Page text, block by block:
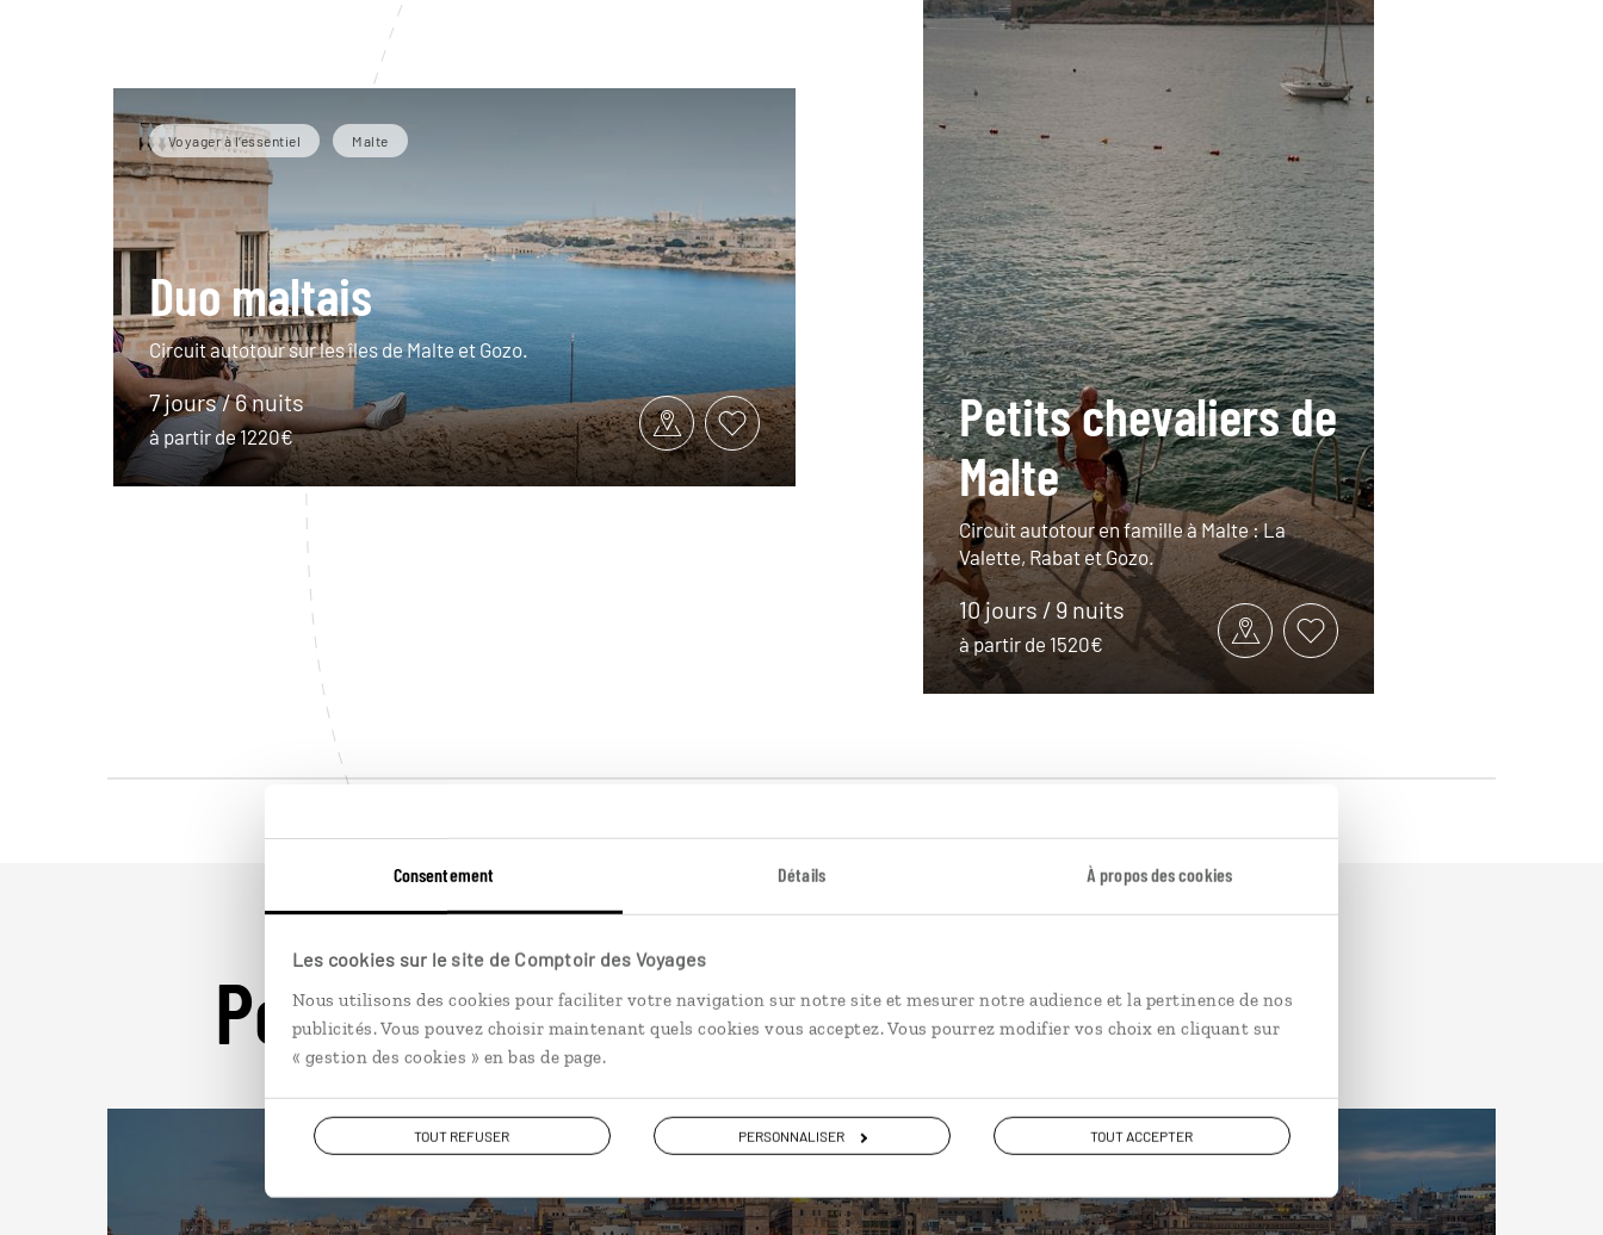
Consentement Détails À propos des cookies
Les cookies sur le site de Comptoir des Voyages
Nous utilisons des cookies pour faciliter votre navigation sur notre site et mesurer notre audience et la pertinence de nos
publicités. Vous pouvez choisir maintenant quels cookies vous acceptez. Vous pourrez modifier vos choix en cliquant sur
« gestion des cookies » en bas de page.
TOUT REFUSER PERSONNALISER TOUT ACCEPTER
Voyager à l’essentiel Malte
Duo maltais
Circuit autotour sur les îles de Malte et Gozo.
7 jours / 6 nuits
à partir de 1220€
Petits chevaliers de
Malte
Circuit autotour en famille à Malte : La
Valette, Rabat et Gozo.
10 jours / 9 nuits
à partir de 1520€
Pour aller plus loin